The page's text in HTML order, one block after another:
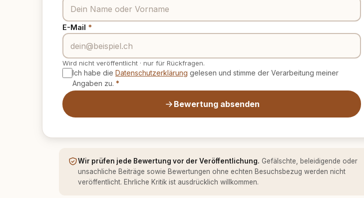
E-Mail *
Wird nicht veröffentlicht · nur für Rückfragen.
Ich habe die Datenschutzerklärung gelesen und stimme der Verarbeitung meiner
Angaben zu. *
Bewertung absenden
Wir prüfen jede Bewertung vor der Veröffentlichung. Gefälschte, beleidigende oder
unsachliche Beiträge sowie Bewertungen ohne echten Besuchsbezug werden nicht
veröffentlicht. Ehrliche Kritik ist ausdrücklich willkommen.